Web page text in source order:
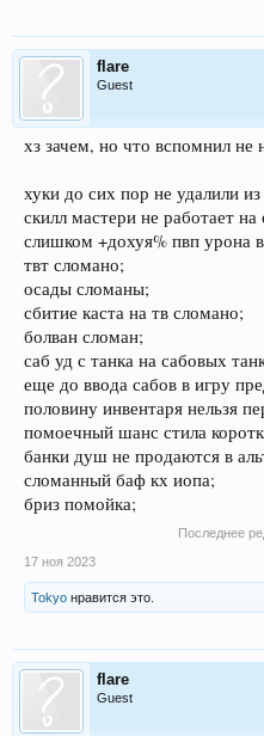
flare
Guest
хз зачем, но что вспомнил не
хуки до сих пор не удалили
скилл мастери не работает на
слишком +дохуя% пвп урона
твт сломано;
осады сломаны;
сбитие каста на тв сломано;
болван сломан;
саб уд с танка на сабовых
еще до ввода сабов в игру
половину инвентаря нельзя
помоечный шанс стила
банки душ не продаются в
сломанный баф кх иопа;
бриз помойка;
Последнее
17 ноя 2023
Tokyo нравится это.
flare
Guest